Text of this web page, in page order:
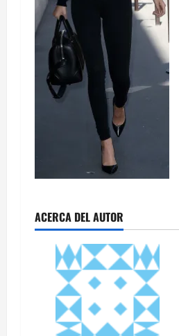
ACERCA DEL AUTOR